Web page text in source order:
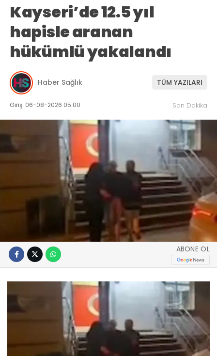
Kayseri’de 12.5 yıl
hapisle aranan
hükümlü yakalandı
Haber Sağlık TÜM YAZILARI
Giriş: 06-08-2026 05:00 Son Dakika
ABONE OL